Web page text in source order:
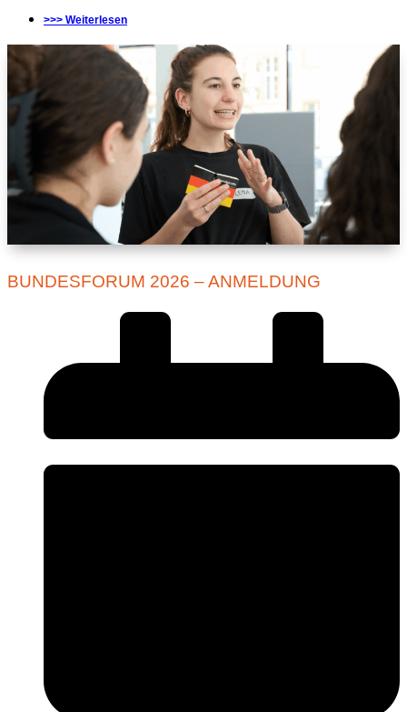
>>> Weiterlesen
BUNDESFORUM 2026 – ANMELDUNG